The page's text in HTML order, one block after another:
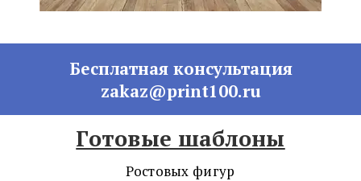
Бесплатная консультация
zakaz@print100.ru
Готовые шаблоны
Ростовых фигур